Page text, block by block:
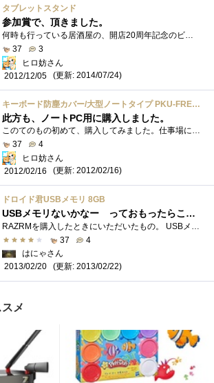
タブレットスタンド
参加賞で、頂きました。
何時も行っている居酒屋の、開店20周年記念のビンゴ大会の参加賞で、頂きました。ビンゴ大会の方はダメでしたので、本当の参加賞です。ww 上�...
37
3
ヒロ妨さん
2012/12/05
(更新: 2014/07/24)
キーボード防塵カバー/大型ノートタイプ PKU-FREE4
此方も、ノートPC用に購入しました。
このてのもの初めて、購入してみました。仕事場に持ち込む為、埃とか汚れが酷いので初めて、使います。此方の、ノートPCに使用します。自分で...
37
4
ヒロ妨さん
2012/02/16
(更新: 2012/02/16)
ドロイド君USBメモリ 8GB
USBメモリないかなー っておもったらこんなのがありました。
RAZRMを購入したときにいただいたもの。 USBメモリなんですが、どこにコネクタがあるのかっていうと、 足を引っこ抜くと、足がメモリなんです�...
37
4
はにゃさん
2013/02/20
(更新: 2013/02/22)
メ